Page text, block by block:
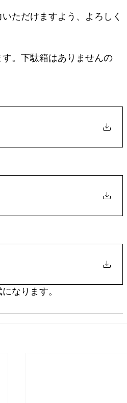
ただけますよう、よろしく
。下駄箱はありませんの
なります。